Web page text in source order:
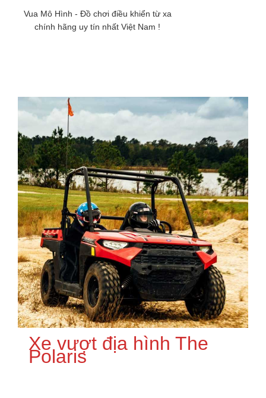
Vua Mô Hình - Đồ chơi điều khiển từ xa
chính hãng uy tín nhất Việt Nam !
Xe vượt địa hình The
Polaris